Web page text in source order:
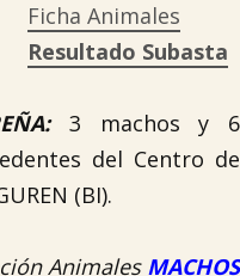
Ficha Animales
Resultado Subasta
:3 machos y 6
del Centro de
(BI).
Animales MACHOS